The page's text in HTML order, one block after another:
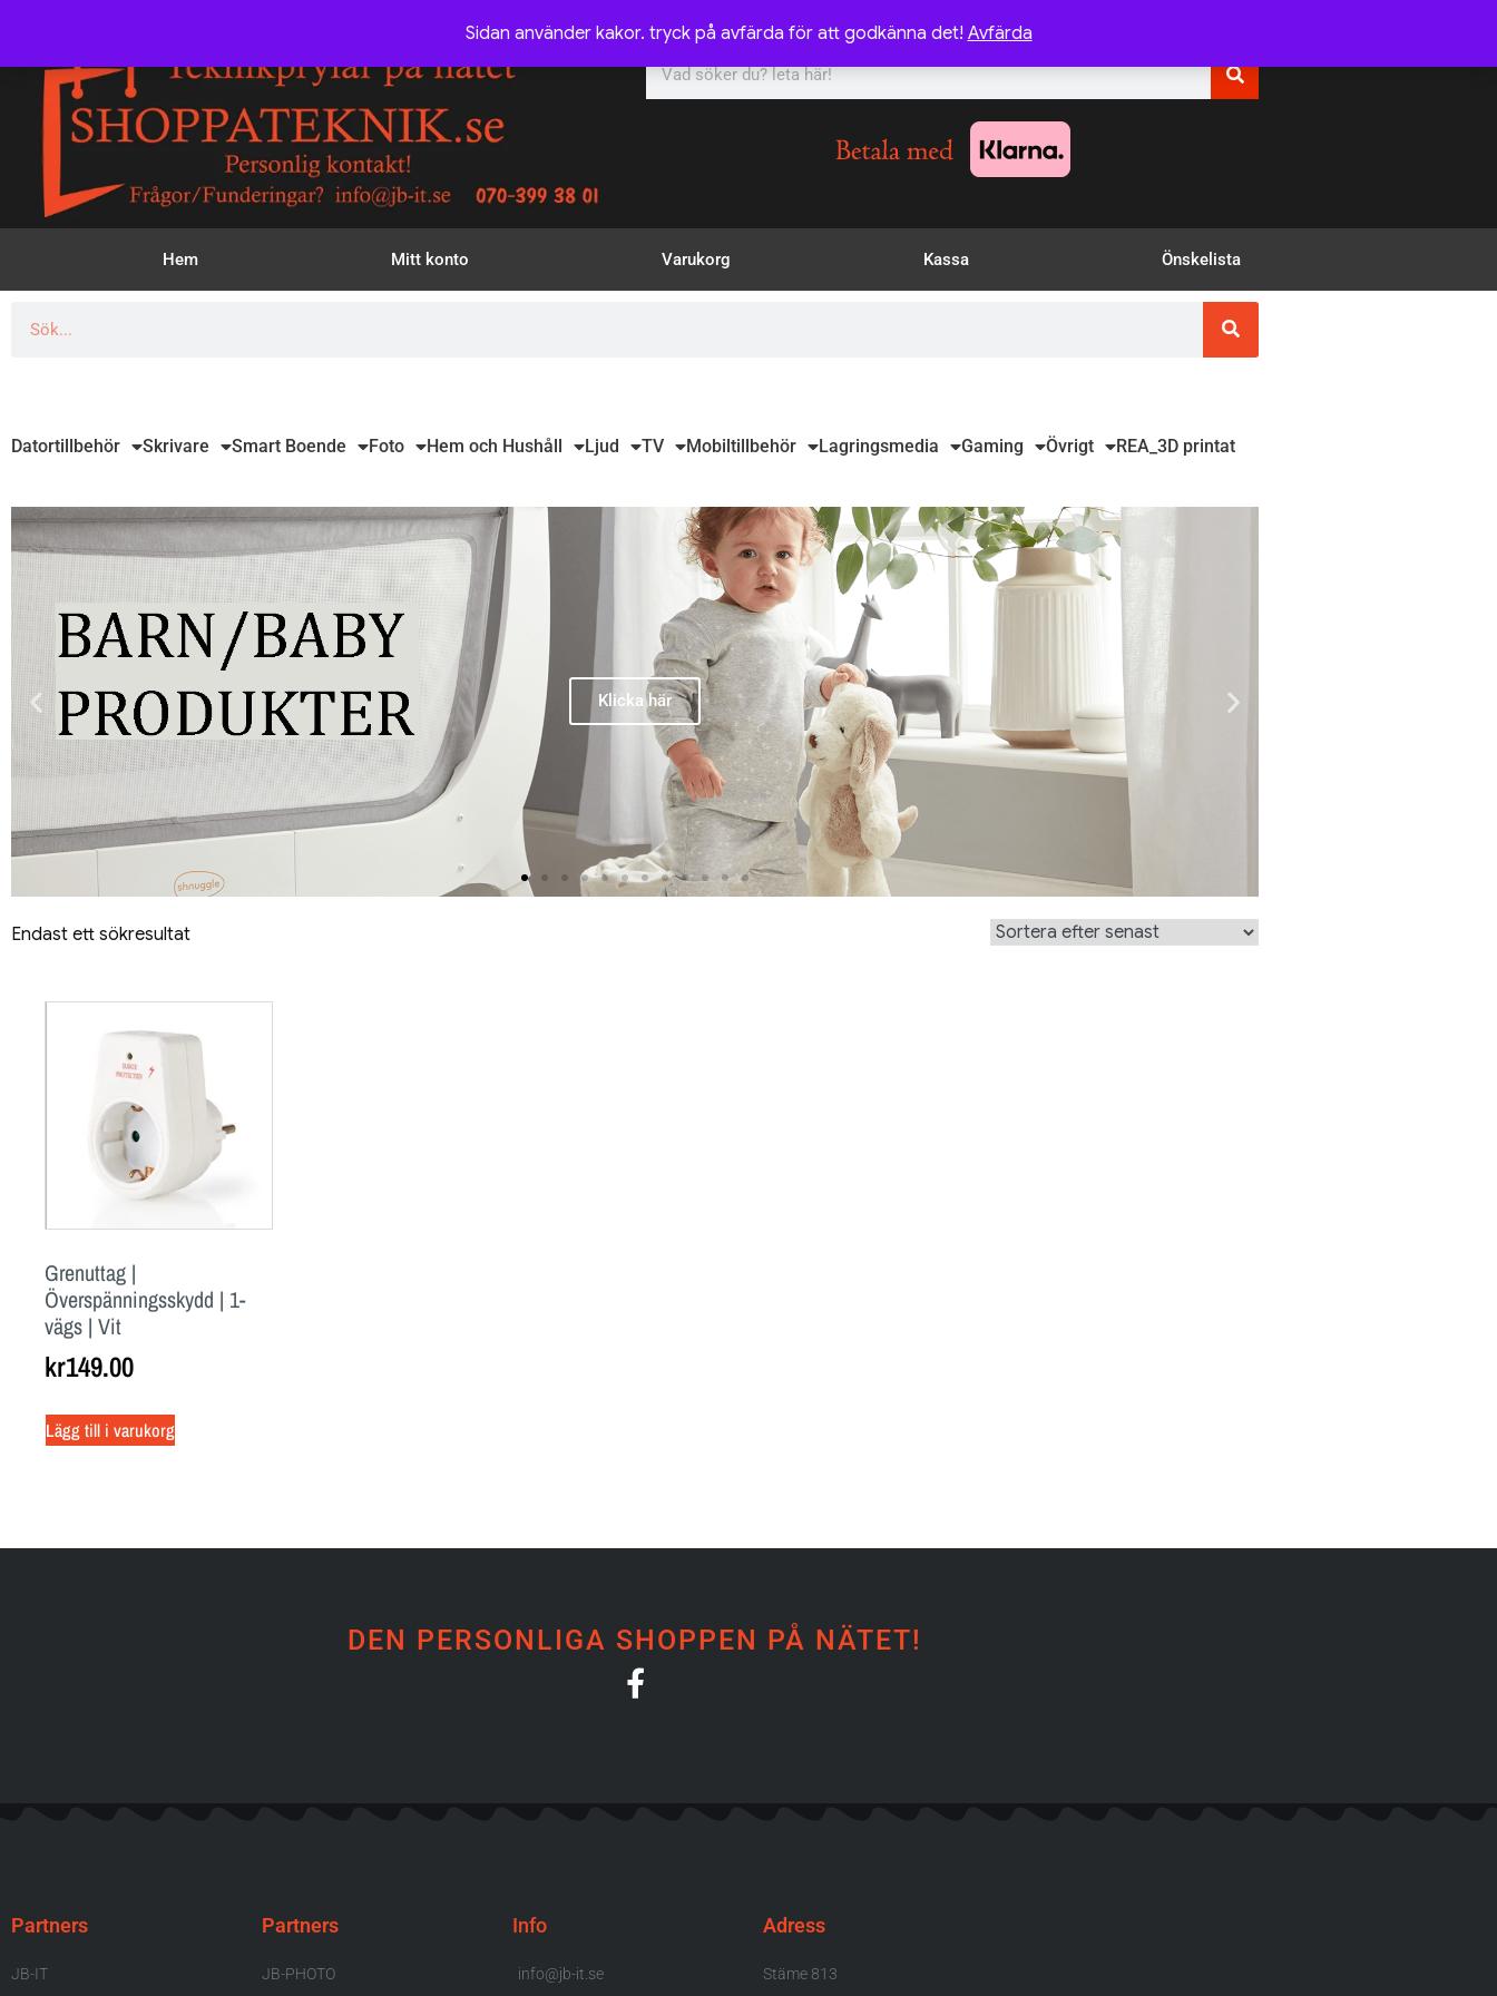
Sidan använder kakor. tryck på avfärda för att godkänna det! Avfärda
Hem Mitt konto Varukorg Kassa Önskelista
Datortillbehör Skrivare Smart Boende Foto Hem och Hushåll Ljud TV Mobiltillbehör Lagringsmedia Gaming Övrigt REA _3D printat
Klicka här
Endast ett sökresultat
Grenuttag |
Överspänningsskydd | 1-
vägs | Vit
kr149.00
Lägg till i varukorg
DEN PERSONLIGA SHOPPEN PÅ NÄTET!
Partners
JB-IT
Partners
JB-PHOTO
Info
info@jb-it.se
Adress
Stäme 813